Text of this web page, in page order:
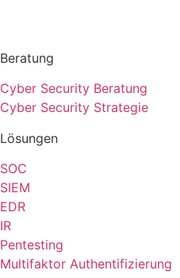
Beratung
Cyber Security Beratung
Cyber Security Strategie
Lösungen
SOC
SIEM
EDR
IR
Pentesting
Multifaktor Authentifizierung